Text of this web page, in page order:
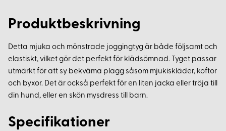
Produktbeskrivning
Detta mjuka och mönstrade joggingtyg är både följsamt och
elastiskt, vilket gör det perfekt för klädsömnad. Tyget passar
utmärkt för att sy bekväma plagg såsom mjukiskläder, koftor
och byxor. Det är också perfekt för en liten jacka eller tröja till
din hund, eller en skön mysdress till barn.
Specifikationer